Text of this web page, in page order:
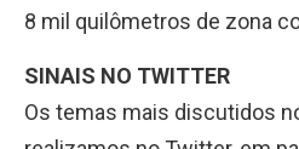
8 mil quilômetros de zona
SINAIS NO TWITTER
Os temas mais discutidos